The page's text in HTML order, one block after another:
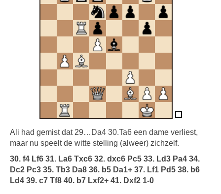
Ali had gemist dat 29…Da4 30.Ta6 een dame verliest,
maar nu speelt de witte stelling (alweer) zichzelf.
30. f4 Lf6 31. La6 Txc6 32. dxc6 Pc5 33. Ld3 Pa4 34.
Dc2 Pc3 35. Tb3 Da8 36. b5 Da1+ 37. Lf1 Pd5 38. b6
Ld4 39. c7 Tf8 40. b7 Lxf2+ 41. Dxf2 1-0